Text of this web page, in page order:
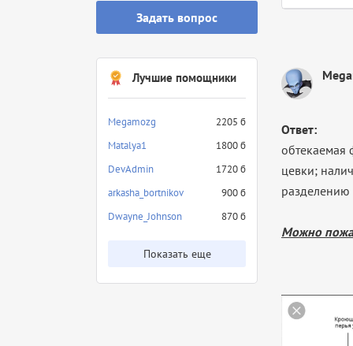
Задать вопрос
Лучшие помощники
Megamozg
2205 б
Matalya1
1800 б
DevAdmin
1720 б
arkasha_bortnikov
900 б
Dwayne_Johnson
870 б
Показать еще
Ответ:
обтекаемая
цевки;
разделению
Можно